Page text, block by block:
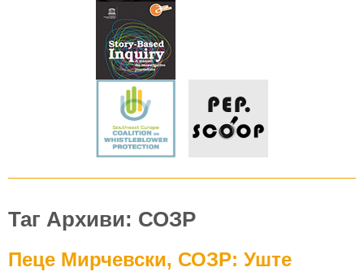
Таг Архиви: СОЗР
Пеце Мирчевски, СОЗР: Уште